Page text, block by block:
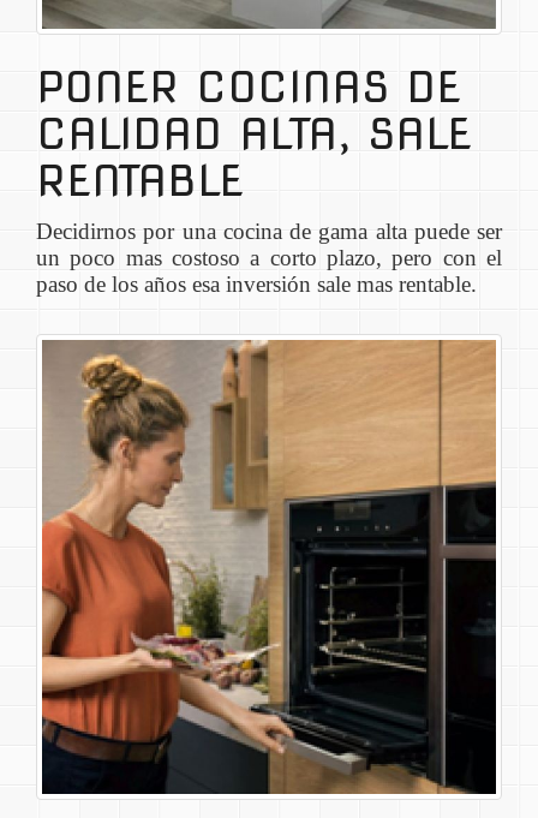
PONER COCINAS DE
CALIDAD ALTA, SALE
RENTABLE
Decidirnos por una cocina de gama alta puede ser
un poco mas costoso a corto plazo, pero con el
paso de los años esa inversión sale mas rentable.